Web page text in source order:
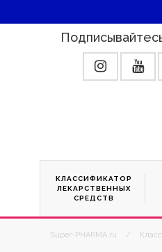
КЛАССИФИКАТОР
ЛЕКАРСТВЕННЫХ
СРЕДСТВ
Super-PHARMA.ru /